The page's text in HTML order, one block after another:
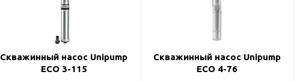
Скважинный насос Unipump
ECO 3-115
Скважинный насос Unipump
ECO 4-76